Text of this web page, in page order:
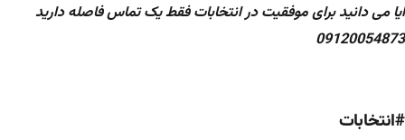
ایا می دانید برای موفقیت در انتخابات فقط یک تماس فاصله دارید
09120054873
#انتخابات